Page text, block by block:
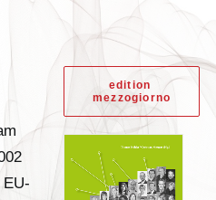
edition
mezzogiorno